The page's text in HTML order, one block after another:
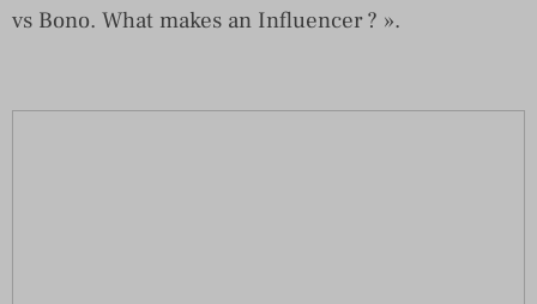
vs Bono. What makes an Influencer ? ».